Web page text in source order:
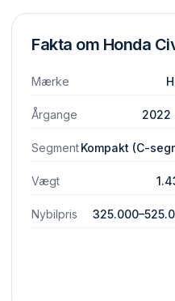
Fakta om Honda
Mærke
Årgange
SegmentKompakt (C-
Vægt
Nybilpris